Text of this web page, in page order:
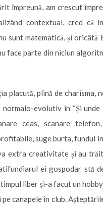
împreună, am crescut
contextual, cred că
sunt matematică, și
face parte din niciun
placută, plină de
evolutiv în “Și unde
ceas, scanare
suge burta, fundul
extra creativitate și au
ei gospodar stă
liber și-a facut un
pe canapele în club.